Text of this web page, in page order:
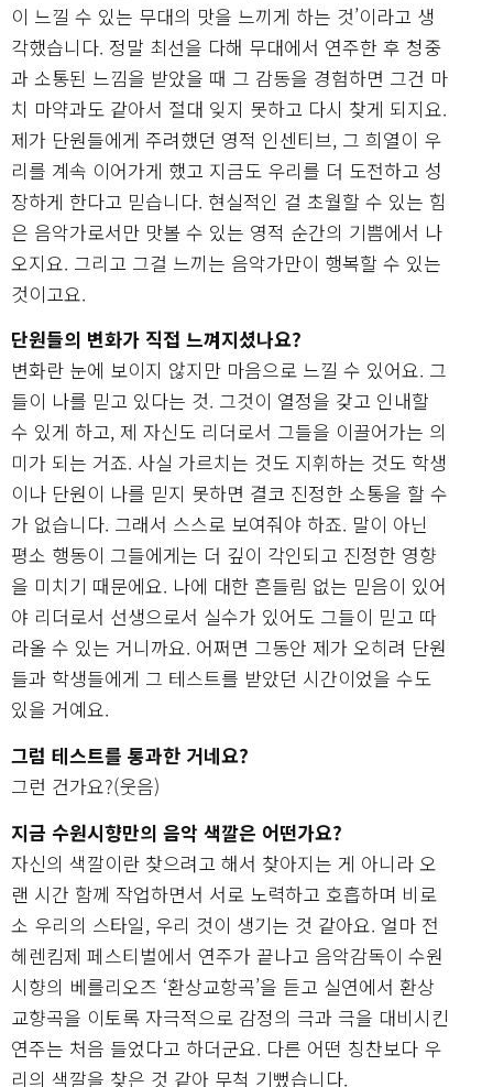
이 느낄 수 있는 무대의 맛을 느끼게 하는 것’이라고 생
각했습니다. 정말 최선을 다해 무대에서 연주한 후 청중
과 소통된 느낌을 받았을 때 그 감동을 경험하면 그건 마
치 마약과도 같아서 절대 잊지 못하고 다시 찾게 되지요.
제가 단원들에게 주려했던 영적 인센티브, 그 희열이 우
리를 계속 이어가게 했고 지금도 우리를 더 도전하고 성
장하게 한다고 믿습니다. 현실적인 걸 초월할 수 있는 힘
은 음악가로서만 맛볼 수 있는 영적 순간의 기쁨에서 나
오지요. 그리고 그걸 느끼는 음악가만이 행복할 수 있는
것이고요.
단원들의 변화가 직접 느껴지셨나요?
변화란 눈에 보이지 않지만 마음으로 느낄 수 있어요. 그
들이 나를 믿고 있다는 것. 그것이 열정을 갖고 인내할
수 있게 하고, 제 자신도 리더로서 그들을 이끌어가는 의
미가 되는 거죠. 사실 가르치는 것도 지휘하는 것도 학생
이나 단원이 나를 믿지 못하면 결코 진정한 소통을 할 수
가 없습니다. 그래서 스스로 보여줘야 하죠. 말이 아닌
평소 행동이 그들에게는 더 깊이 각인되고 진정한 영향
을 미치기 때문에요. 나에 대한 흔들림 없는 믿음이 있어
야 리더로서 선생으로서 실수가 있어도 그들이 믿고 따
라올 수 있는 거니까요. 어쩌면 그동안 제가 오히려 단원
들과 학생들에게 그 테스트를 받았던 시간이었을 수도
있을 거예요.
그럼 테스트를 통과한 거네요?
그런 건가요?(웃음)
지금 수원시향만의 음악 색깔은 어떤가요?
자신의 색깔이란 찾으려고 해서 찾아지는 게 아니라 오
랜 시간 함께 작업하면서 서로 노력하고 호흡하며 비로
소 우리의 스타일, 우리 것이 생기는 것 같아요. 얼마 전
헤렌킴제 페스티벌에서 연주가 끝나고 음악감독이 수원
시향의 베를리오즈 ‘환상교항곡’을 듣고 실연에서 환상
교향곡을 이토록 자극적으로 감정의 극과 극을 대비시킨
연주는 처음 들었다고 하더군요. 다른 어떤 칭찬보다 우
리의 색깔을 찾은 것 같아 무척 기뻤습니다.